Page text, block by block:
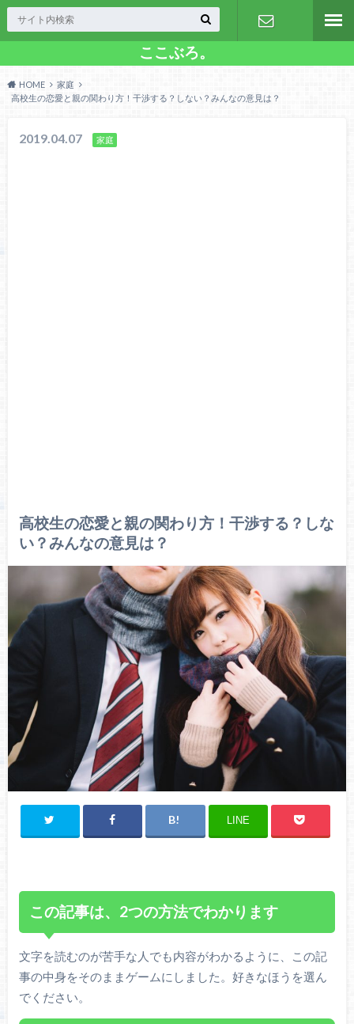
ここぶろ。
せ
HOME
家庭
高校生の恋愛と親の関わり方！干渉する？しない？みんなの意見は？
2019.04.07 家庭
高校生の恋愛と親の関わり方！干渉する？しな
い？みんなの意見は？
LINE
この記事は、2つの方法でわかります
文字を読むのが苦手な人でも内容がわかるように、この記
事の中身をそのままゲームにしました。好きなほうを選ん
でください。